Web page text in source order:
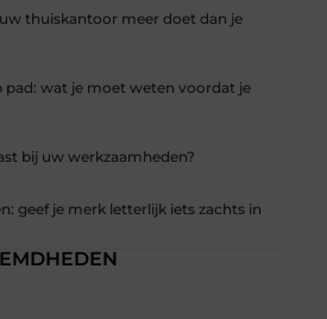
thuiskantoor meer doet dan je
pad: wat je moet weten voordat je
bij uw werkzaamheden?
geef je merk letterlijk iets zachts in